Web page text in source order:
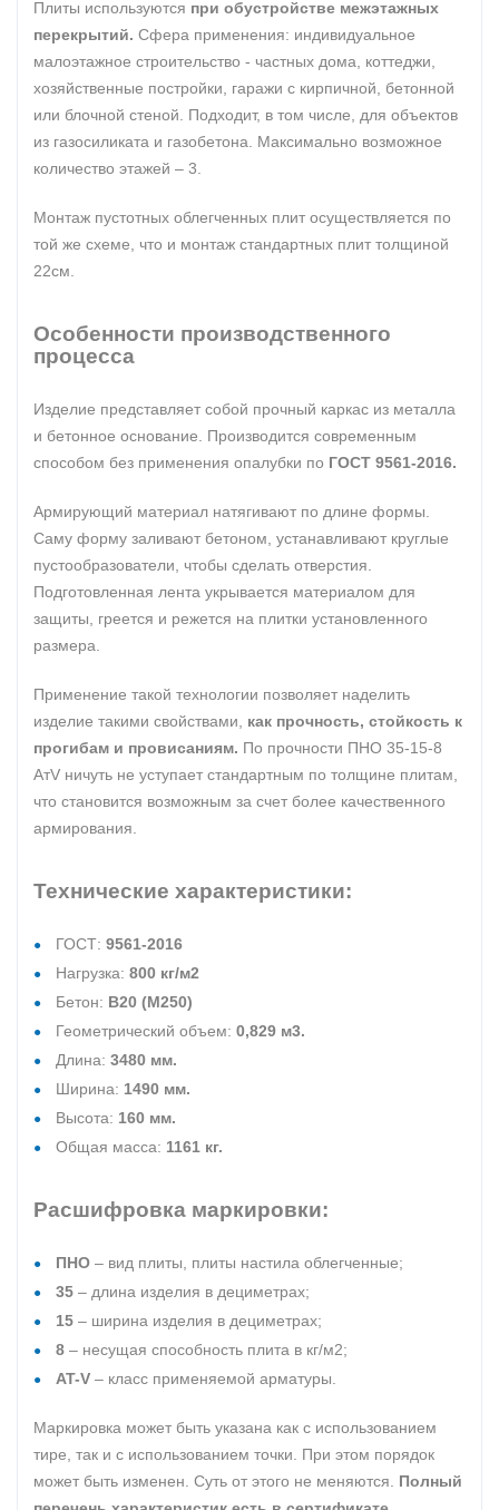
Плиты используются при обустройстве межэтажных
перекрытий. Сфера применения: индивидуальное
малоэтажное строительство - частных дома, коттеджи,
хозяйственные постройки, гаражи с кирпичной, бетонной
или блочной стеной. Подходит, в том числе, для объектов
из газосиликата и газобетона. Максимально возможное
количество этажей – 3.
Монтаж пустотных облегченных плит осуществляется по
той же схеме, что и монтаж стандартных плит толщиной
22см.
Особенности производственного
процесса
Изделие представляет собой прочный каркас из металла
и бетонное основание. Производится современным
способом без применения опалубки по ГОСТ 9561-2016.
Армирующий материал натягивают по длине формы.
Саму форму заливают бетоном, устанавливают круглые
пустообразователи, чтобы сделать отверстия.
Подготовленная лента укрывается материалом для
защиты, греется и режется на плитки установленного
размера.
Применение такой технологии позволяет наделить
изделие такими свойствами, как прочность, стойкость к
прогибам и провисаниям. По прочности ПНО 35-15-8
АтV ничуть не уступает стандартным по толщине плитам,
что становится возможным за счет более качественного
армирования.
Технические характеристики:
ГОСТ: 9561-2016
Нагрузка: 800 кг/м2
Бетон: В20 (М250)
Геометрический объем: 0,829 м3.
Длина: 3480 мм.
Ширина: 1490 мм.
Высота: 160 мм.
Общая масса: 1161 кг.
Расшифровка маркировки:
ПНО – вид плиты, плиты настила облегченные;
35 – длина изделия в дециметрах;
15 – ширина изделия в дециметрах;
8 – несущая способность плита в кг/м2;
AT-V – класс применяемой арматуры.
Маркировка может быть указана как с использованием
тире, так и с использованием точки. При этом порядок
может быть изменен. Суть от этого не меняются. Полный